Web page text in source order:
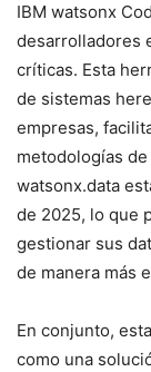
IBM watsonx
desarrolladores
críticas. Esta
de sistemas
empresas,
metodologías
watsonx.data
de 2025, lo que
gestionar sus
de manera más
En conjunto,
como una